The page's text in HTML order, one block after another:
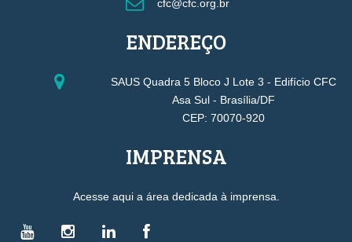
cfc@cfc.org.br
ENDEREÇO
SAUS Quadra 5 Bloco J Lote 3 - Edifício CFC
Asa Sul - Brasília/DF
CEP: 70070-920
IMPRENSA
Acesse aqui a área dedicada à imprensa.